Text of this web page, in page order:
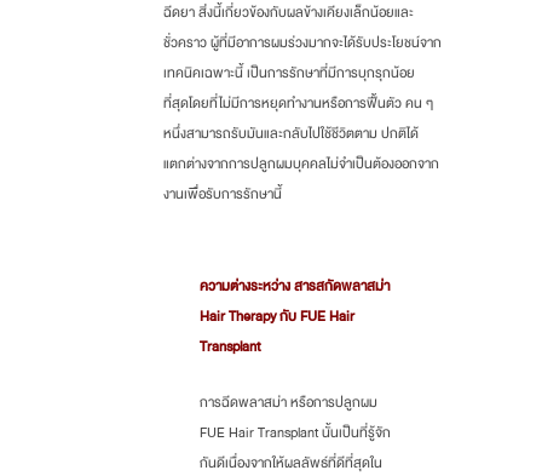
ฉีดยา สิ่งนี้เกี่ยวข้องกับผลข้างเคียงเล็กน้อยและ
ชั่วคราว ผู้ที่มีอาการผมร่วงมากจะได้รับประโยชน์จาก
เทคนิคเฉพาะนี้ เป็นการรักษาที่มีการบุกรุกน้อย
ที่สุดโดยที่ไม่มีการหยุดทำงานหรือการฟื้นตัว คน ๆ
หนึ่งสามารถรับมันและกลับไปใช้ชีวิตตาม ปกติได้
แตกต่างจากการปลูกผมบุคคลไม่จำเป็นต้องออกจาก
งานเพื่อรับการรักษานี้
ความต่างระหว่าง สารสกัดพลาสม่า
Hair Therapy กับ FUE Hair
Transplant
การฉีดพลาสม่า หรือการปลูกผม
FUE Hair Transplant นั้นเป็นที่รู้จัก
กันดีเนื่องจากให้ผลลัพธ์ที่ดีที่สุดใน